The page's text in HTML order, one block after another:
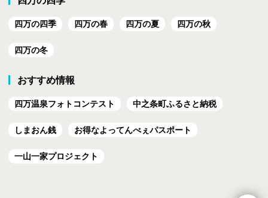
四万の四季 四万の春 四万の夏 四万の秋
四万の冬
おすすめ情報
四万温泉フォトコンテスト 中之条町ふるさと納税
しまおん銭 お得なよってんべぇパスポート
一山一家プロジェクト